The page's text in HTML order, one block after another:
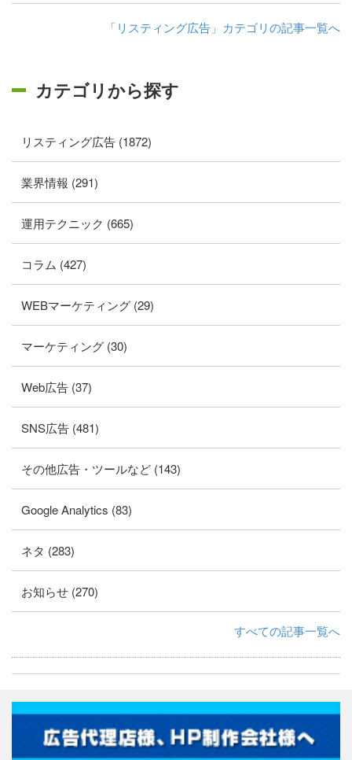
「リスティング広告」カテゴリの記事一覧へ
カテゴリから探す
リスティング広告 (1872)
業界情報 (291)
運用テクニック (665)
コラム (427)
WEBマーケティング (29)
マーケティング (30)
Web広告 (37)
SNS広告 (481)
その他広告・ツールなど (143)
Google Analytics (83)
ネタ (283)
お知らせ (270)
すべての記事一覧へ